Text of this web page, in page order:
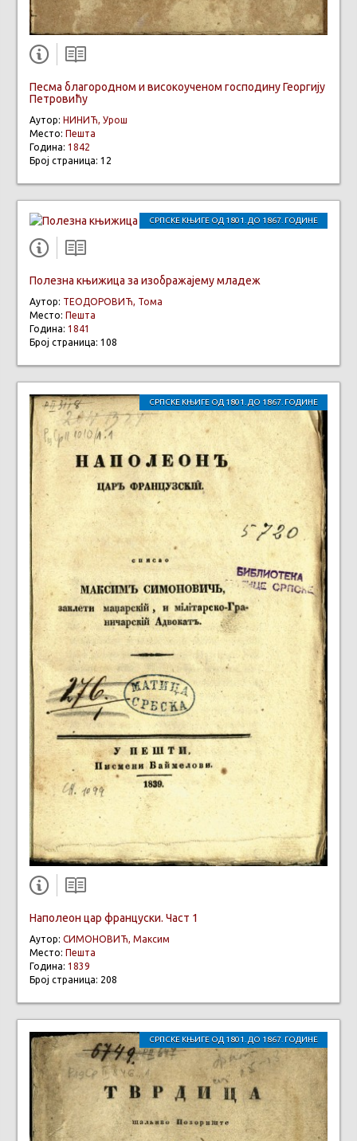
Песма благородном и високоученом господину Георгију
Петровићу
Аутор: НИНИЋ, Урош
Место: Пешта
Година: 1842
Број страница: 12
СРПСКЕ КЊИГЕ ОД 1801. ДО 1867. ГОДИНЕ
Полезна књижица за изображајему младеж
Аутор: ТЕОДОРОВИЋ, Тома
Место: Пешта
Година: 1841
Број страница: 108
СРПСКЕ КЊИГЕ ОД 1801. ДО 1867. ГОДИНЕ
Наполеон цар француски. Част 1
Аутор: СИМОНОВИЋ, Максим
Место: Пешта
Година: 1839
Број страница: 208
СРПСКЕ КЊИГЕ ОД 1801. ДО 1867. ГОДИНЕ